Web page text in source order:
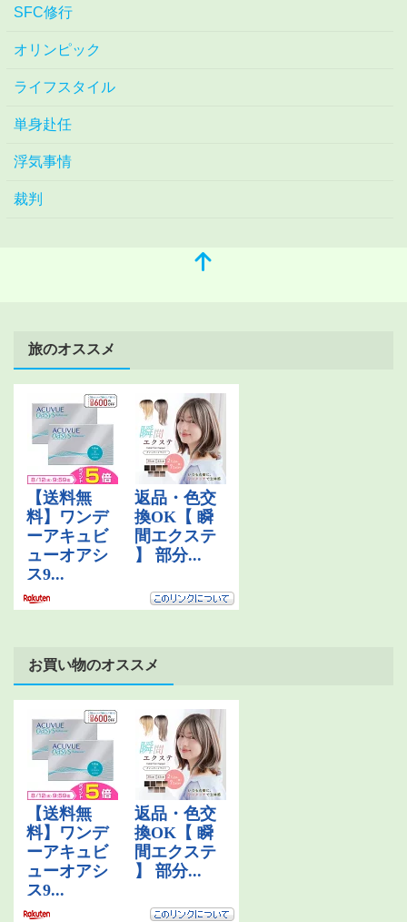
SFC修行
オリンピック
ライフスタイル
単身赴任
浮気事情
裁判
旅のオススメ
お買い物のオススメ